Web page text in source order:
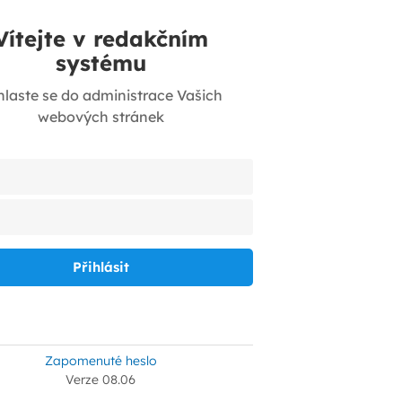
v redakčním
systému
se do administrace Vašich
webových stránek
Zapomenuté heslo
Verze 08.06